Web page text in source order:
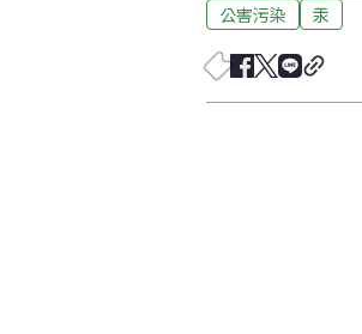
公害污染
汞